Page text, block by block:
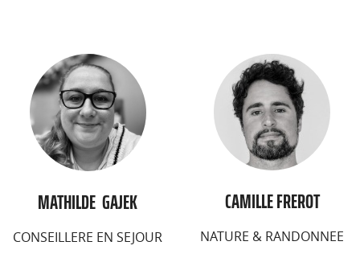
MATHILDE GAJEK
CONSEILLERE EN SEJOUR
CAMILLE FREROT
NATURE & RANDONNEE